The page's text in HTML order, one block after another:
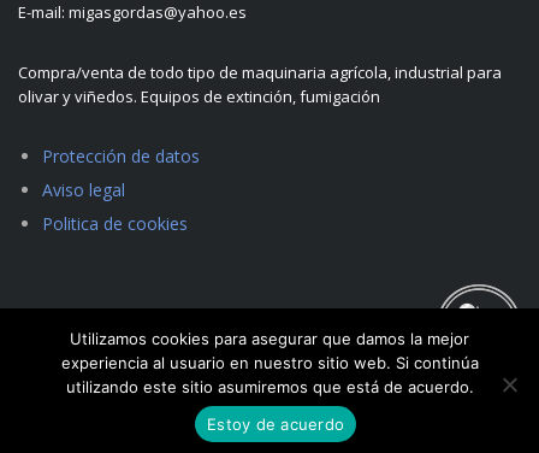
E-mail: migasgordas@yahoo.es
Compra/venta de todo tipo de maquinaria agrícola, industrial para
olivar y viñedos. Equipos de extinción, fumigación
Protección de datos
Aviso legal
Politica de cookies
Utilizamos cookies para asegurar que damos la mejor
experiencia al usuario en nuestro sitio web. Si continúa
utilizando este sitio asumiremos que está de acuerdo.
Estoy de acuerdo